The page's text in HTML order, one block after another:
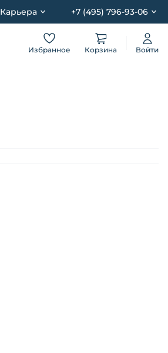
Карьера +7 (495) 796-93-06
Избранное Корзина Войти